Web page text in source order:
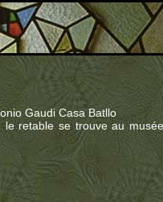
Gaudi Casa Batllo
retable se trouve au